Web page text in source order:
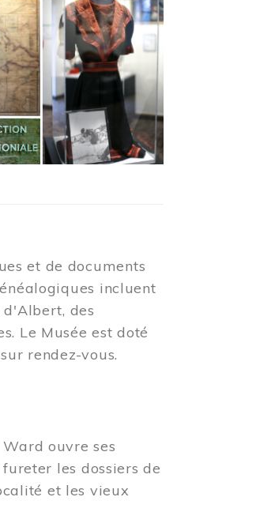
et de documents
incluent
des
Le Musée est doté
rendez-vous.
ouvre ses
les dossiers de
et les vieux